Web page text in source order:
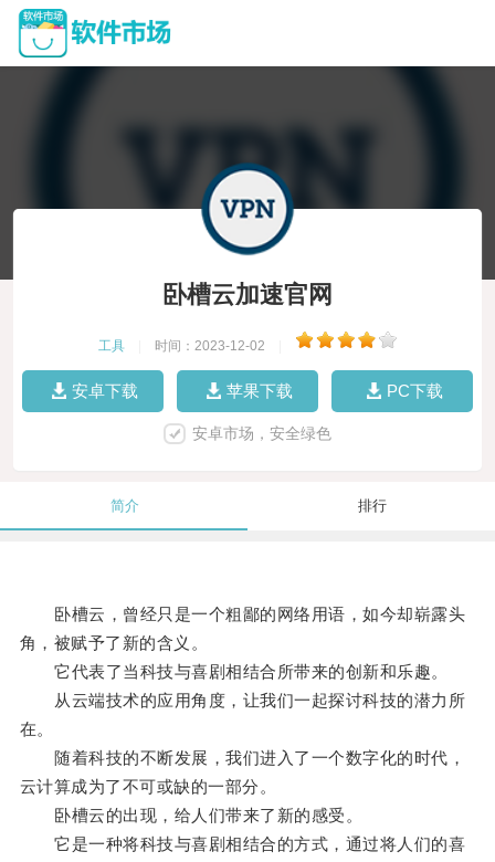
卧槽云加速官网
工具 时间：2023-12-02
安卓下载 苹果下载 PC下载
安卓市场，安全绿色
简介 排行
卧槽云，曾经只是一个粗鄙的网络用语，如今却崭露头
角，被赋予了新的含义。
它代表了当科技与喜剧相结合所带来的创新和乐趣。
从云端技术的应用角度，让我们一起探讨科技的潜力所
在。
随着科技的不断发展，我们进入了一个数字化的时代，
云计算成为了不可或缺的一部分。
卧槽云的出现，给人们带来了新的感受。
它是一种将科技与喜剧相结合的方式，通过将人们的喜